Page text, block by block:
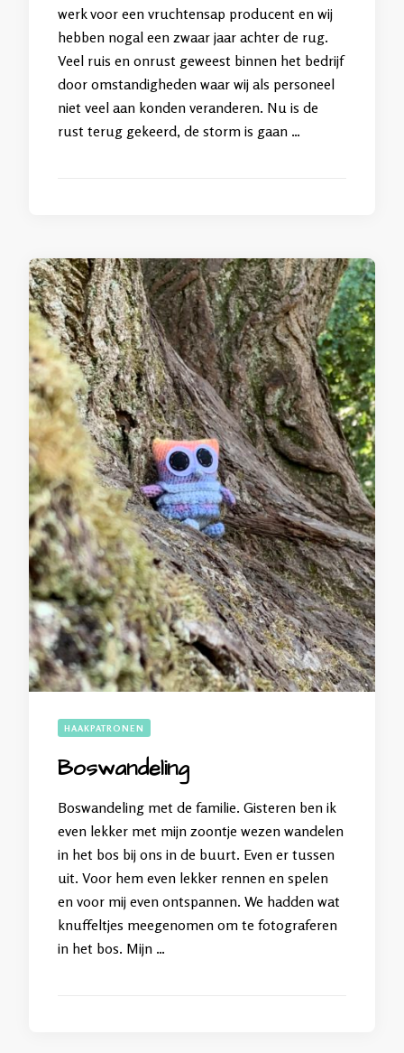
werk voor een vruchtensap producent en wij
hebben nogal een zwaar jaar achter de rug.
Veel ruis en onrust geweest binnen het bedrijf
door omstandigheden waar wij als personeel
niet veel aan konden veranderen. Nu is de
rust terug gekeerd, de storm is gaan …
HAAKPATRONEN
Boswandeling
Boswandeling met de familie. Gisteren ben ik
even lekker met mijn zoontje wezen wandelen
in het bos bij ons in de buurt. Even er tussen
uit. Voor hem even lekker rennen en spelen
en voor mij even ontspannen. We hadden wat
knuffeltjes meegenomen om te fotograferen
in het bos. Mijn …